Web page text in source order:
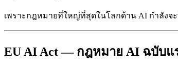
เพราะกฎหมายที่ใหญ่ที่สุดในโลกด้าน AI กำลังจ
EU AI Act — กฎหมาย AI ฉบับ